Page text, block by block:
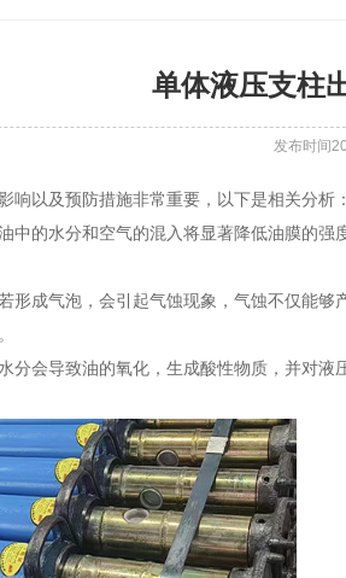
单体液压支柱
发布时间
响以及预防措施非常重要，以下是相关分析：
中的水分和空气的混入将显著降低油膜的
形成气泡，会引起气蚀现象，气蚀不仅能
分会导致油的氧化，生成酸性物质，并对